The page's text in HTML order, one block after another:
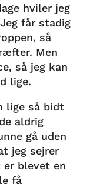
hviler jeg
får stadig
så
Men
så jeg kan
lige.
lige så bidt
aldrig
gå uden
jeg sejrer
er blevet en
få